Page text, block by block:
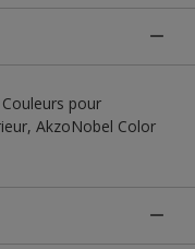
pour
AkzoNobel Color